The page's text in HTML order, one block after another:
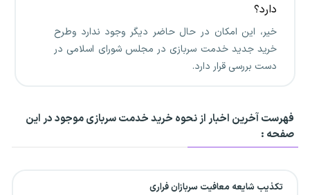
دارد؟
خیر، این امکان در حال حاضر دیگر وجود ندارد وطرح
خرید جدید خدمت سربازی در مجلس شورای اسلامی در
دست بررسی قرار دارد.
فهرست آخرین اخبار از نحوه خرید خدمت سربازی موجود در این
صفحه :
تکذیب شایعه معافیت سربازان فراری